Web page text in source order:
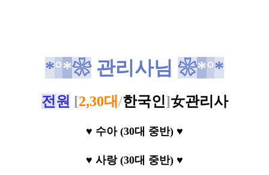
*°*❀관리사님 ❀*°*
전원 [2,30대/한국인]女관리사
♥ 수아 (30대 중반) ♥
♥ 사랑 (30대 중반) ♥